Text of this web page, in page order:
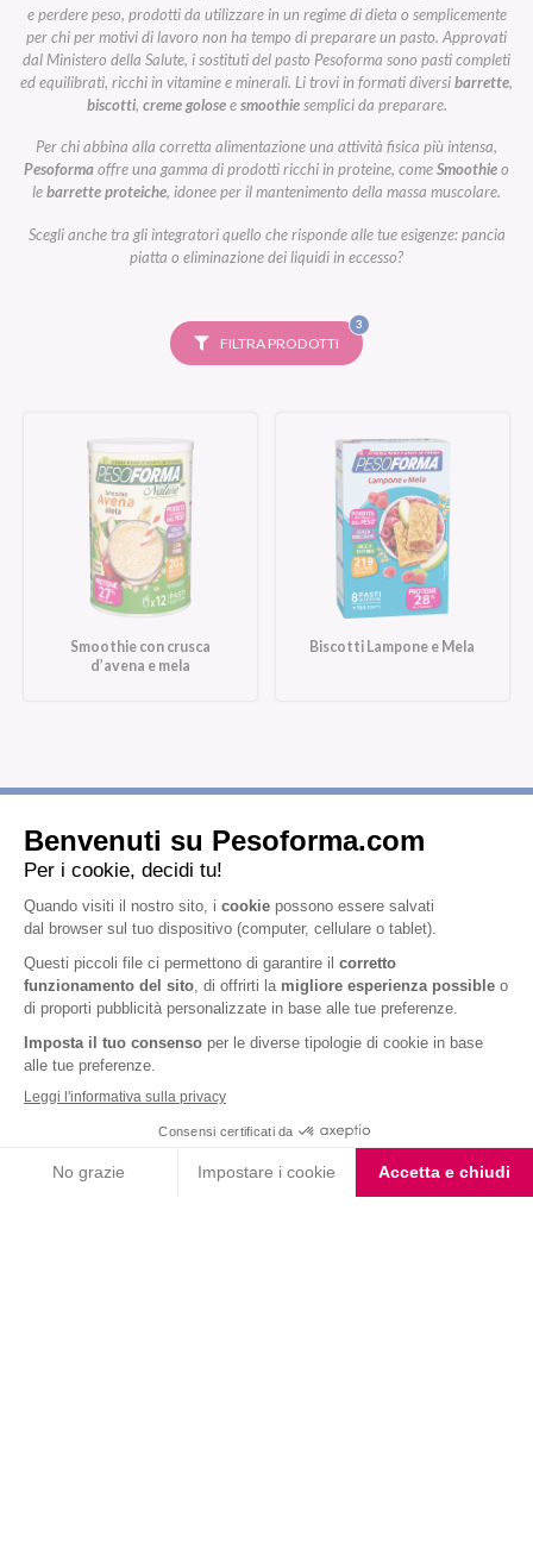
e perdere peso, prodotti da utilizzare in un regime di dieta o semplicemente
per chi per motivi di lavoro non ha tempo di preparare un pasto. Approvati
dal Ministero della Salute, i sostituti del pasto Pesoforma sono pasti completi
ed equilibrati, ricchi in vitamine e minerali. Li trovi in formati diversibarrette,
biscotti, creme goloseesmoothiesemplici da preparare.
Per chi abbina alla corretta alimentazione una attività fisica più intensa,
Pesoformaoffre una gamma di prodotti ricchi in proteine, comeSmoothieo
lebarrette proteiche, idonee per il mantenimento della massa muscolare.
Scegli anche tra gli integratori quello che risponde alle tue esigenze: pancia
piatta o eliminazione dei liquidi in eccesso?
FILTRA PRODOTTI
3FILTRI
SELEZIONATI
Smoothie con crusca
d’avena e mela
Biscotti Lampone e Mela
Iscriviti alla newsletter
informativa privacy
, acconsento all'iscrizione alla newsletter
periodica di Nutrition et Santé
Nutrition & Sante' Italia Spa